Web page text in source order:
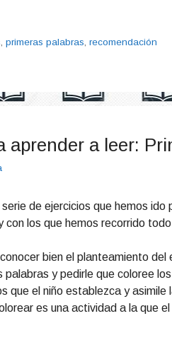
primeras palabras recomendación
aprender a leer:
de ejercicios que hemos
con los que hemos recorrido
bien el planteamiento
palabras y pedirle que coloree
que el niño establezca y
es una actividad a la que